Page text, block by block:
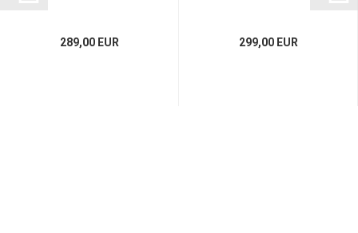
289,00 EUR 299,00 EUR